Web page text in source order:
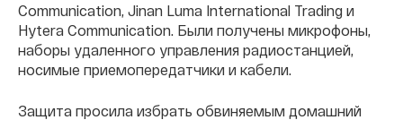
Communication, Jinan Luma International Trading и
Hytera Communication. Были получены микрофоны,
наборы удаленного управления радиостанцией,
носимые приемопередатчики и кабели.
Защита просила избрать обвиняемым домашний